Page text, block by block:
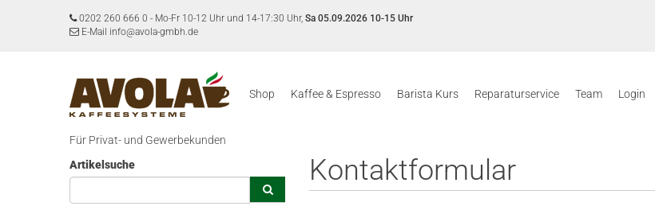
0202 260 666 0 - Mo-Fr 10-12 Uhr und 14-17:30 Uhr, Sa 05.09.2026 10-15 Uhr
E-Mail info@avola-gmbh.de
Shop Kaffee & Espresso Barista Kurs Reparaturservice Team Login
Für Privat- und Gewerbekunden
Artikelsuche
Kontaktformular